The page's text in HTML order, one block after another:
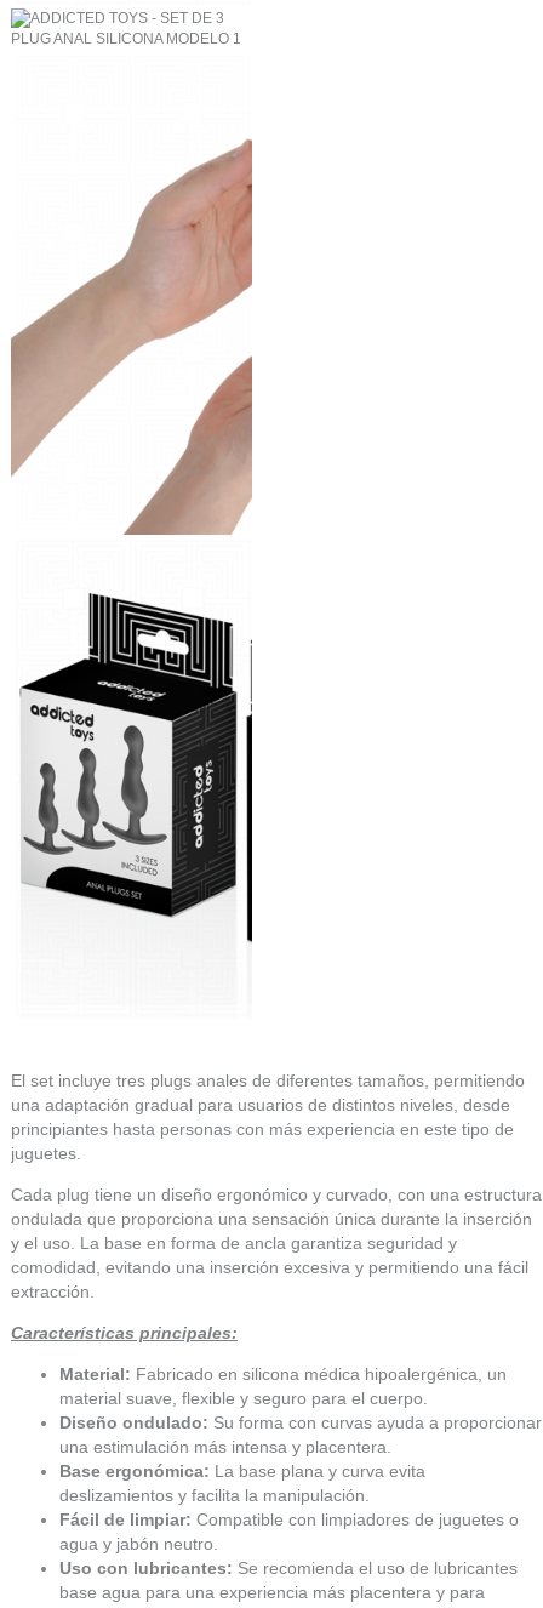
El set incluye tres plugs anales de diferentes tamaños, permitiendo
una adaptación gradual para usuarios de distintos niveles, desde
principiantes hasta personas con más experiencia en este tipo de
juguetes.
Cada plug tiene un diseño ergonómico y curvado, con una estructura
ondulada que proporciona una sensación única durante la inserción
y el uso. La base en forma de ancla garantiza seguridad y
comodidad, evitando una inserción excesiva y permitiendo una fácil
extracción.
Características principales:
Material: Fabricado en silicona médica hipoalergénica, un
material suave, flexible y seguro para el cuerpo.
Diseño ondulado: Su forma con curvas ayuda a proporcionar
una estimulación más intensa y placentera.
Base ergonómica: La base plana y curva evita
deslizamientos y facilita la manipulación.
Fácil de limpiar: Compatible con limpiadores de juguetes o
agua y jabón neutro.
Uso con lubricantes: Se recomienda el uso de lubricantes
base agua para una experiencia más placentera y para